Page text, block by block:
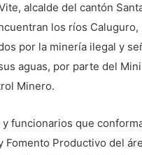
alcalde del cantón
los ríos Caluguro,
por la minería ilegal y
aguas, por parte del
Minero.
funcionarios que
Fomento Productivo del